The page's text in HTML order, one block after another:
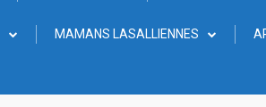
MAMANS LASALLIENNES